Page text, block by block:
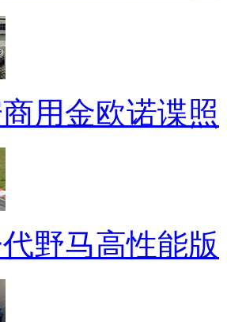
用金欧诺谍照
野马高性能版